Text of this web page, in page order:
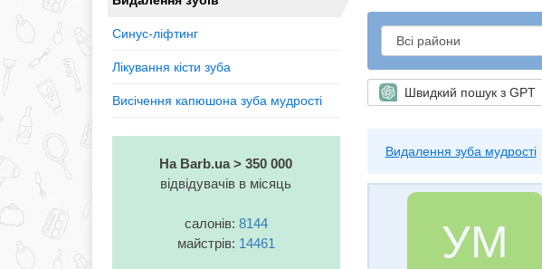
Швидкий пошук з GPT
Видалення зуба мудрості
Синус-ліфтинг
Лікування кісти зуба
Висічення капюшона зуба мудрості
На Barb.ua > 350 000
відвідувачів в місяць
салонів: 8144
майстрів: 14461 УМ